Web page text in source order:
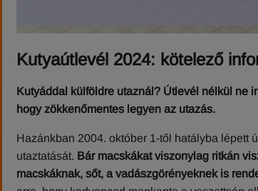
Kutyaútlevél 2024: kötelező
Kutyáddal külföldre utaznál? Útlevél nélkül ne
hogy zökkenőmentes legyen az utazás.
Hazánkban 2004. október 1‑től hatályba
utaztatását. Bár macskákat viszonylag ritkán
macskáknak, sőt, a vadászgörényeknek is